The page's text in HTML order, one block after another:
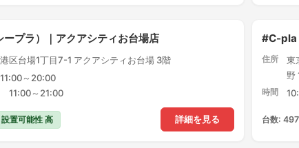
プラ）｜アクアシティお台場店
区台場1丁目7-1 アクアシティお台場 3階
～20:00
11:00～21:00
詳細を見る
設置可能性 高
#C-pla
住所
東
野
時間
台数: